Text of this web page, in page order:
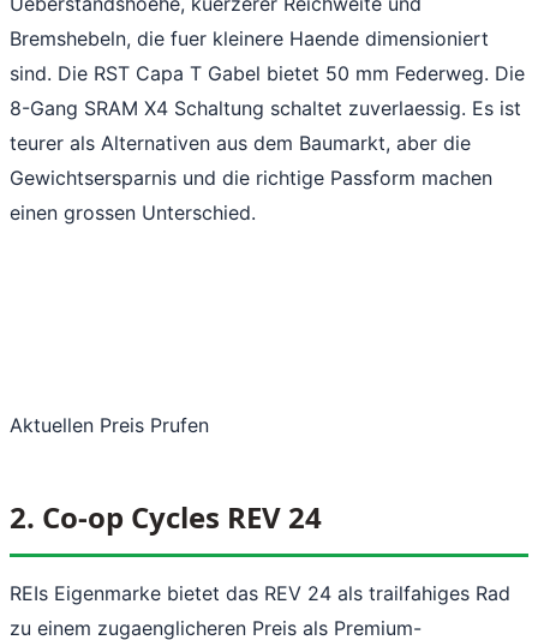
Bremshebeln, die fuer kleinere Haende dimensioniert
sind. Die RST Capa T Gabel bietet 50 mm Federweg. Die
8-Gang SRAM X4 Schaltung schaltet zuverlaessig. Es ist
teurer als Alternativen aus dem Baumarkt, aber die
Gewichtsersparnis und die richtige Passform machen
einen grossen Unterschied.
Aktuellen Preis Prufen
2. Co-op Cycles REV 24
REIs Eigenmarke bietet das REV 24 als trailfahiges Rad
zu einem zugaenglicheren Preis als Premium-